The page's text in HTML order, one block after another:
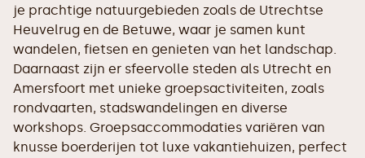
je prachtige natuurgebieden zoals de Utrechtse
Heuvelrug en de Betuwe, waar je samen kunt
wandelen, fietsen en genieten van het landschap.
Daarnaast zijn er sfeervolle steden als Utrecht en
Amersfoort met unieke groepsactiviteiten, zoals
rondvaarten, stadswandelingen en diverse
workshops. Groepsaccommodaties variëren van
knusse boerderijen tot luxe vakantiehuizen, perfect